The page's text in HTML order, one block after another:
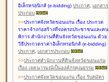
อิเล็กทรอนิกส์ (e-bidding) ประกาศ, เอกสาร
ประกอบ
>>ประกาศจังหวัดขอนแก่น เรื่อง ประกวด
ราคาจ้างก่อสร้างที่จอดรถประชาชนและคน
พิการ สำนักงานที่ดินจังหวัดขอนแก่น ด้วย
วิธีประกวดราคาอิเล็กทรอนิกส์ (e-bidding)
ประกาศ, เอกสารประกอบ
>>ประกาศสำนักงานที่ดินจังหวัดขอนแก่น
เรื่อง เจตนารมณ์เป็นองค์กรคุณธรรม
>>ประกาศจังหวัดขอนแก่น เรื่อง รับสมัคร